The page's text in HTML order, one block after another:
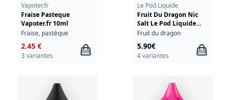
Vapoter.fr
Fraise Pasteque
Vapoter.fr 10ml
Fraise, pastèque
2.45 €
3 variantes
Le Pod Liquide
Fruit Du Dragon Nic
Salt Le Pod Liquide
Pulp 10ml
Fruit du dragon
5.90€
4 variantes